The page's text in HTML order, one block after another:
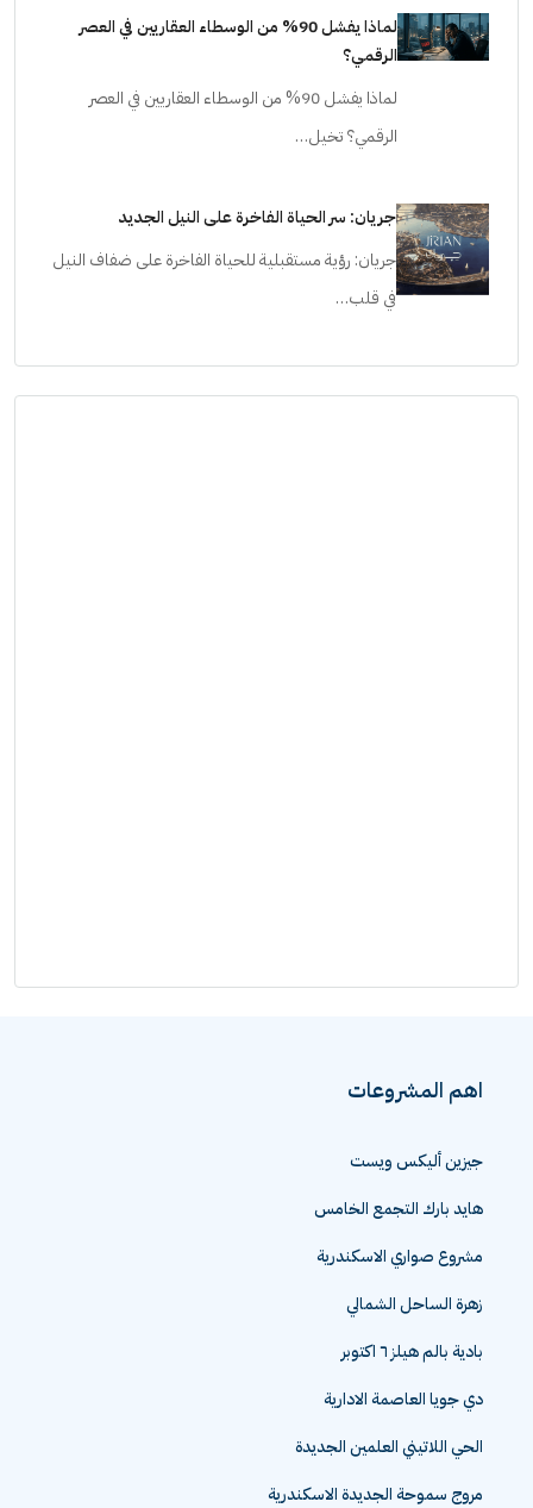
لماذا يفشل 90% من الوسطاء العقاريين في العصر
الرقمي؟
لماذا يفشل 90% من الوسطاء العقاريين في العصر
الرقمي؟ تخيل…
جريان: سر الحياة الفاخرة على النيل الجديد
جريان: رؤية مستقبلية للحياة الفاخرة على ضفاف النيل
في قلب…
اهم المشروعات
جيزين أليكس ويست
هايد بارك التجمع الخامس
مشروع صواري الاسكندرية
زهرة الساحل الشمالي
بادية بالم هيلز ٦ اكتوبر
دي جويا العاصمة الادارية
الحي اللاتيني العلمين الجديدة
مروج سموحة الجديدة الاسكندرية